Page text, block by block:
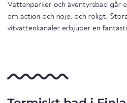
Vattenparker och äventyrsbad går
om action och nöje. och roligt.
vitvattenkanaler erbjuder en